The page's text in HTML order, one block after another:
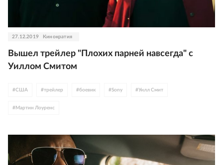
27.12.2019 Кинократия
Вышел трейлер "Плохих парней навсегда" с
Уиллом Смитом
#США #трейлер #боевик #Sony #Уилл Смит
# Мартин Лоуренс